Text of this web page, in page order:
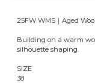
25FW WMS｜Aged
Building on a warm
silhouette shaping.
SIZE
38